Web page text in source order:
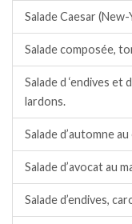
Salade Caesar (New-
Salade composée,
Salade d ‘endives et
lardons.
Salade d’automne
Salade d’avocat au
Salade d’endives,